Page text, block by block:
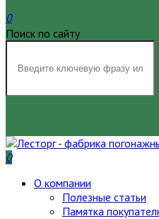
0
Поиск по сайту
0
О компании
Полезные статьи
Памятка